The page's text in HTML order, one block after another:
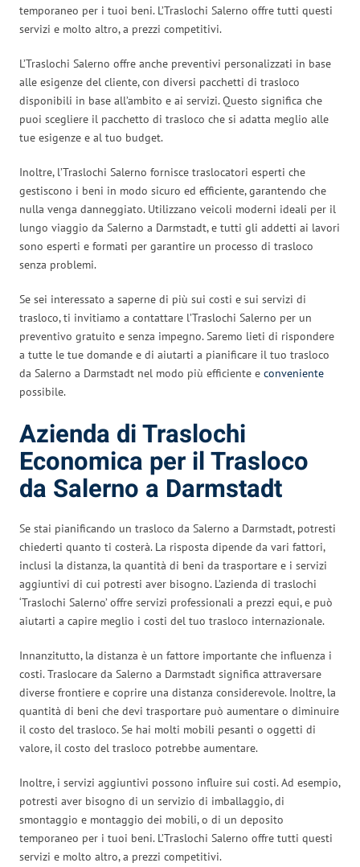
temporaneo per i tuoi beni. L’Traslochi Salerno offre tutti questi
servizi e molto altro, a prezzi competitivi.
L’Traslochi Salerno offre anche preventivi personalizzati in base
alle esigenze del cliente, con diversi pacchetti di trasloco
disponibili in base all’ambito e ai servizi. Questo significa che
puoi scegliere il pacchetto di trasloco che si adatta meglio alle
tue esigenze e al tuo budget.
Inoltre, l’Traslochi Salerno fornisce traslocatori esperti che
gestiscono i beni in modo sicuro ed efficiente, garantendo che
nulla venga danneggiato. Utilizzano veicoli moderni ideali per il
lungo viaggio da Salerno a Darmstadt, e tutti gli addetti ai lavori
sono esperti e formati per garantire un processo di trasloco
senza problemi.
Se sei interessato a saperne di più sui costi e sui servizi di
trasloco, ti invitiamo a contattare l’Traslochi Salerno per un
preventivo gratuito e senza impegno. Saremo lieti di rispondere
a tutte le tue domande e di aiutarti a pianificare il tuo trasloco
da Salerno a Darmstadt nel modo più efficiente e conveniente
possibile.
Azienda di Traslochi
Economica per il Trasloco
da Salerno a Darmstadt
Se stai pianificando un trasloco da Salerno a Darmstadt, potresti
chiederti quanto ti costerà. La risposta dipende da vari fattori,
inclusi la distanza, la quantità di beni da trasportare e i servizi
aggiuntivi di cui potresti aver bisogno. L’azienda di traslochi
‘Traslochi Salerno’ offre servizi professionali a prezzi equi, e può
aiutarti a capire meglio i costi del tuo trasloco internazionale.
Innanzitutto, la distanza è un fattore importante che influenza i
costi. Traslocare da Salerno a Darmstadt significa attraversare
diverse frontiere e coprire una distanza considerevole. Inoltre, la
quantità di beni che devi trasportare può aumentare o diminuire
il costo del trasloco. Se hai molti mobili pesanti o oggetti di
valore, il costo del trasloco potrebbe aumentare.
Inoltre, i servizi aggiuntivi possono influire sui costi. Ad esempio,
potresti aver bisogno di un servizio di imballaggio, di
smontaggio e montaggio dei mobili, o di un deposito
temporaneo per i tuoi beni. L’Traslochi Salerno offre tutti questi
servizi e molto altro, a prezzi competitivi.